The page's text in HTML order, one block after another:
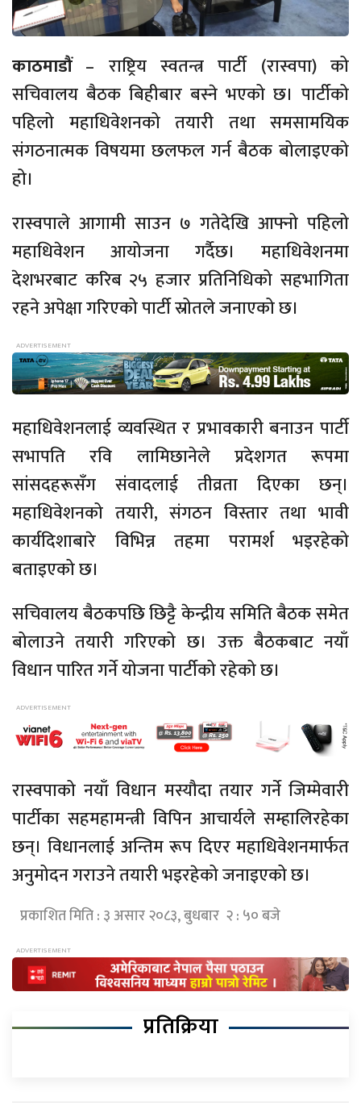
काठमाडौं – राष्ट्रिय स्वतन्त्र पार्टी (रास्वपा) को
सचिवालय बैठक बिहीबार बस्ने भएको छ। पार्टीको
पहिलो महाधिवेशनको तयारी तथा समसामयिक
संगठनात्मक विषयमा छलफल गर्न बैठक बोलाइएको
हो।
रास्वपाले आगामी साउन ७ गतेदेखि आफ्नो पहिलो
महाधिवेशन आयोजना गर्दैछ। महाधिवेशनमा
देशभरबाट करिब २५ हजार प्रतिनिधिको सहभागिता
रहने अपेक्षा गरिएको पार्टी स्रोतले जनाएको छ।
महाधिवेशनलाई व्यवस्थित र प्रभावकारी बनाउन पार्टी
सभापति रवि लामिछानेले प्रदेशगत रूपमा
सांसदहरूसँग संवादलाई तीव्रता दिएका छन्।
महाधिवेशनको तयारी, संगठन विस्तार तथा भावी
कार्यदिशाबारे विभिन्न तहमा परामर्श भइरहेको
बताइएको छ।
सचिवालय बैठकपछि छिट्टै केन्द्रीय समिति बैठक समेत
बोलाउने तयारी गरिएको छ। उक्त बैठकबाट नयाँ
विधान पारित गर्ने योजना पार्टीको रहेको छ।
रास्वपाको नयाँ विधान मस्यौदा तयार गर्ने जिम्मेवारी
पार्टीका सहमहामन्त्री विपिन आचार्यले सम्हालिरहेका
छन्। विधानलाई अन्तिम रूप दिएर महाधिवेशनमार्फत
अनुमोदन गराउने तयारी भइरहेको जनाइएको छ।
प्रकाशित मिति : ३ असार २०८३, बुधबार २ : ५० बजे
प्रतिक्रिया